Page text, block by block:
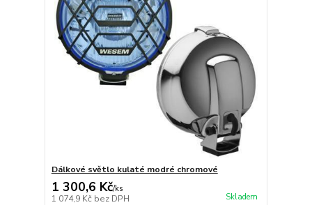
Dálkové světlo kulaté modré chromové
1 300,6 Kč/ks
1 074,9 Kč bez DPH Skladem